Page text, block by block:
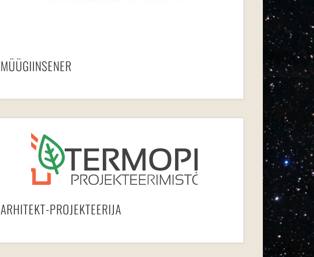
MÜÜGIINSENER
ARHITEKT-PROJEKTEERIJA